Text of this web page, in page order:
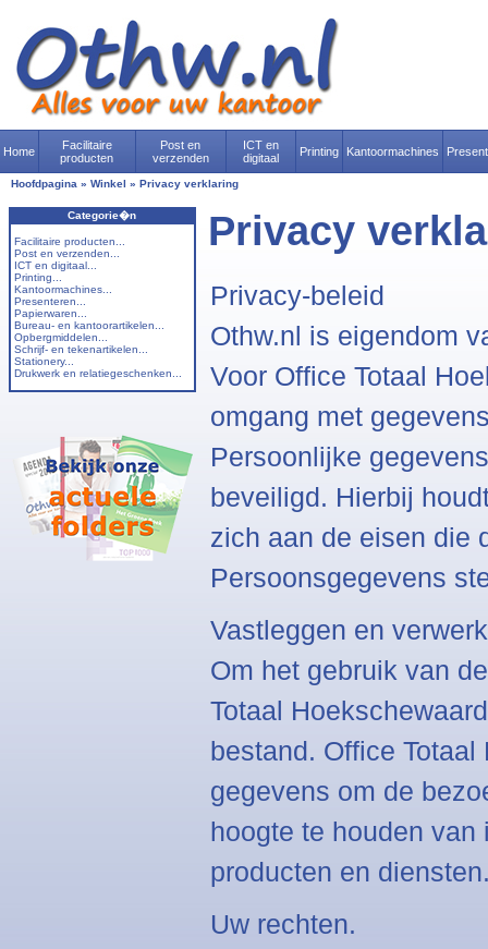
Home
Facilitaire
producten
Post en
verzenden
ICT en
digitaal
Printing Kantoormachines
Hoofdpagina » Winkel » Privacy verklaring
Categorie�n
Facilitaire producten...
Post en verzenden...
ICT en digitaal...
Printing...
Kantoormachines...
Presenteren...
Papierwaren...
Bureau- en kantoorartikelen...
Opbergmiddelen...
Schrijf- en tekenartikelen...
Stationery...
Drukwerk en relatiegeschenken...
Privacy
Privacy-beleid
Othw.nl is eigendom
Voor Office Totaal
omgang met
Persoonlijke
beveiligd. Hierbij
zich aan de eisen die
Persoonsgegevens
Vastleggen en
Om het gebruik van
Totaal
bestand. Office
gegevens om de
hoogte te houden
producten en
Uw rechten.